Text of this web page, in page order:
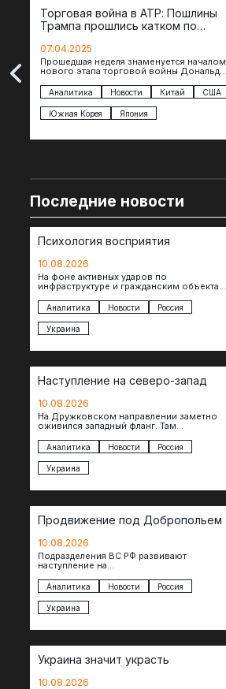
Торговая война в АТР: Пошлины
Трампа прошлись катком по
07.04.2025
Прошедшая неделя знаменуется началом
нового этапа торговой войны Дональда
импорта из более 100 стран…
Аналитика Новости Китай США
Южная Корея Япония
Последние новости
Психология восприятия
10.08.2026
На фоне активных ударов по
инфраструктуре и гражданским объектам,
Нижнекамске, где в результате атаки…
Аналитика Новости Россия
Украина
Наступление на северо-запад
10.08.2026
На Дружковском направлении заметно
оживился западный фланг. Там
после освобождения Торского
продвинулись вперед и завязали бои за…
Аналитика Новости Россия
Украина
Продвижение под Добропольем
10.08.2026
Подразделения ВС РФ развивают
наступление на
продвигаясь на широком участке фронта.
Достигнуты тактические успехи в районе
Белицкого, где по…
Аналитика Новости Россия
Украина
Украина значит украсть
10.08.2026